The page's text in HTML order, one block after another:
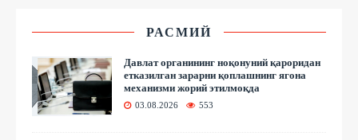
РАСМИЙ
Давлат органининг ноқонуний қароридан
етказилган зарарни қоплашнинг ягона
механизми жорий этилмоқда
03.08.2026 553